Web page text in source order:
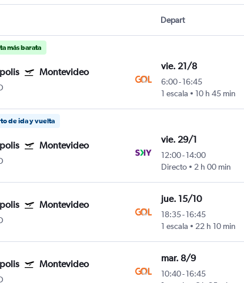
Depart
más barata
Montevideo
vie. 21/8
6:00-16:45
1 escala
10 h 45 min
de ida y vuelta
Montevideo
vie. 29/1
12:00-14:00
Directo
2 h 00 min
Montevideo
jue. 15/10
18:35-16:45
1 escala
22 h 10 min
Montevideo
mar. 8/9
10:40-16:45